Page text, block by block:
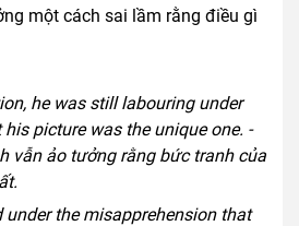
một cách sai lầm rằng điều gì
he was still labouring under
picture was the unique one. -
vẫn ảo tưởng rằng bức tranh của
under the misapprehension that